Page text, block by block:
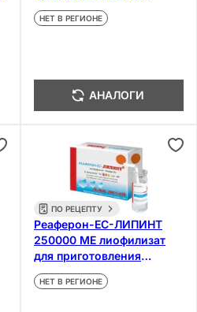
суспензии для приема
внутрь 6 шт
НЕТ В РЕГИОНЕ
АНАЛОГИ
ПО РЕЦЕПТУ
Реаферон-ЕС-ЛИПИНТ
250000 МЕ лиофилизат
для приготовления
суспензии для приема
внутрь 6 шт
НЕТ В РЕГИОНЕ